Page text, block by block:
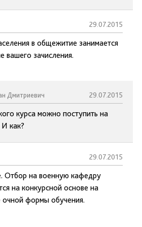
29.07.2015
в общежитие занимается
вашего зачисления.
Дмитриевич 29.07.2015
курса можно поступить на
как?
29.07.2015
Отбор на военную кафедру
на конкурсной основе на
очной формы обучения.